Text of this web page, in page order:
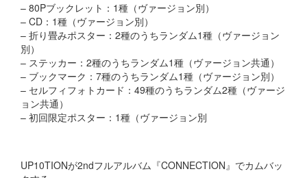
– 80Pブックレット：1種（ヴァージョン別）
– CD：1種（ヴァージョン別）
– 折り畳みポスター：2種のうちランダム1種（ヴァージョン
別）
– ステッカー：2種のうちランダム1種（ヴァージョン共通）
– ブックマーク：7種のうちランダム1種（ヴァージョン別）
– セルフィフォトカード：49種のうちランダム2種（ヴァージ
ョン共通）
– 初回限定ポスター：1種（ヴァージョン別
UP10TIONが2ndフルアルバム『CONNECTION』でカムバッ